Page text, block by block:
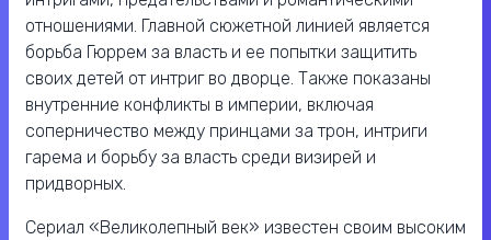
отношениями. Главной сюжетной линией является
борьба Гюррем за власть и ее попытки защитить
своих детей от интриг во дворце. Также показаны
внутренние конфликты в империи, включая
соперничество между принцами за трон, интриги
гарема и борьбу за власть среди визирей и
придворных.
Сериал «Великолепный век» известен своим высоким